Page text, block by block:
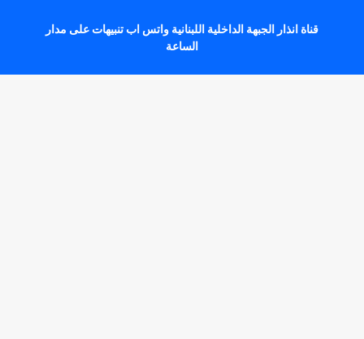
قناة انذار الجبهة الداخلية اللبنانية واتس اب تنبيهات على مدار
الساعة